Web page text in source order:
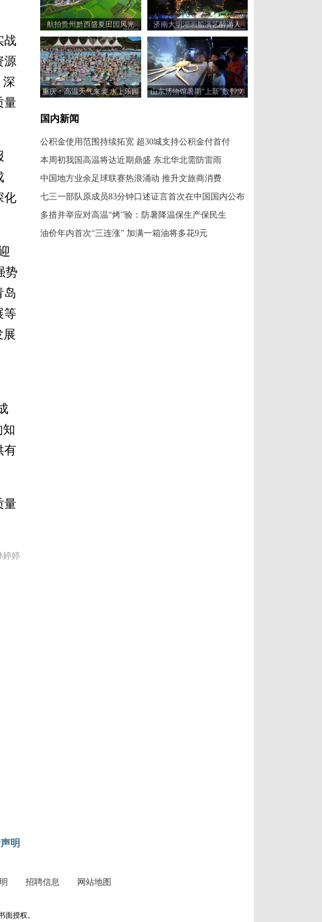
战
源
深
量
化
势
岛
等
展
知
有
量
婷婷
明
航拍贵州黔西盛夏田园风光 济南大明湖画船演艺醉游人
重庆：高温天气来袭 水上乐园
山东博物馆暑期“上新”数智文
国内新闻
公积金使用范围持续拓宽 超30城支持公积金付首付
本周初我国高温将达近期鼎盛 东北华北需防雷雨
中国地方业余足球联赛热浪涌动 推升文旅商消费
七三一部队原成员83分钟口述证言首次在中国国内公布
多措并举应对高温“烤”验：防暑降温保生产保民生
油价年内首次“三连涨” 加满一箱油将多花9元
招聘信息 网站地图
授权。